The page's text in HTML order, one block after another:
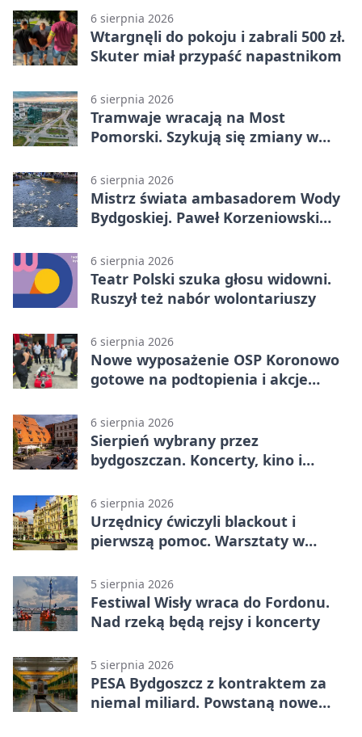
6 sierpnia 2026
Wtargnęli do pokoju i zabrali 500 zł.
Skuter miał przypaść napastnikom
6 sierpnia 2026
Tramwaje wracają na Most
Pomorski. Szykują się zmiany w
6 sierpnia 2026
Mistrz świata ambasadorem Wody
Bydgoskiej. Paweł Korzeniowski
6 sierpnia 2026
Teatr Polski szuka głosu widowni.
Ruszył też nabór wolontariuszy
6 sierpnia 2026
Nowe wyposażenie OSP Koronowo
gotowe na podtopienia i akcje
6 sierpnia 2026
Sierpień wybrany przez
bydgoszczan. Koncerty, kino i
6 sierpnia 2026
Urzędnicy ćwiczyli blackout i
pierwszą pomoc. Warsztaty w
5 sierpnia 2026
Festiwal Wisły wraca do Fordonu.
Nad rzeką będą rejsy i koncerty
5 sierpnia 2026
PESA Bydgoszcz z kontraktem za
niemal miliard. Powstaną nowe